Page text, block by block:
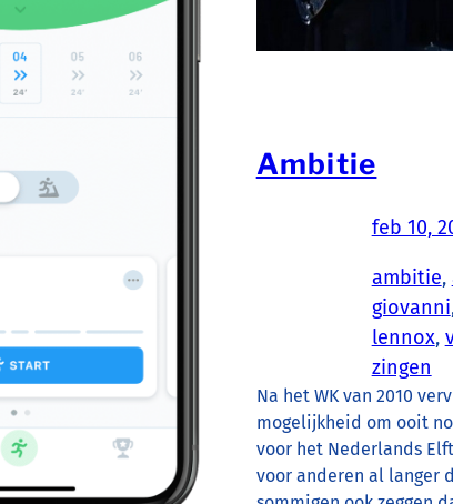
Ambitie
feb 10,
ambitie,
giovanni
lennox,
zingen
Na het WK van 2010
mogelijkheid om ooit
voor het Nederlands
voor anderen al langer